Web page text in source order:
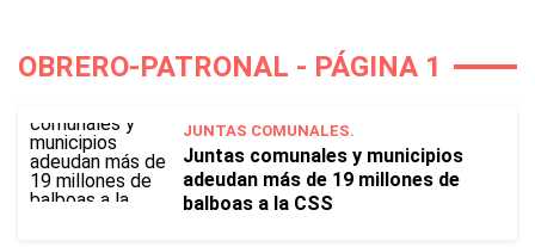
OBRERO-PATRONAL - PÁGINA 1
JUNTAS COMUNALES.
Juntas comunales y municipios
adeudan más de 19 millones de
balboas a la CSS